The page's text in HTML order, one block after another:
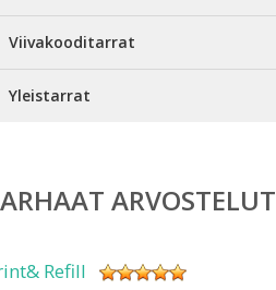
Viivakooditarrat
Yleistarrat
ARVOSTELUT
Refill